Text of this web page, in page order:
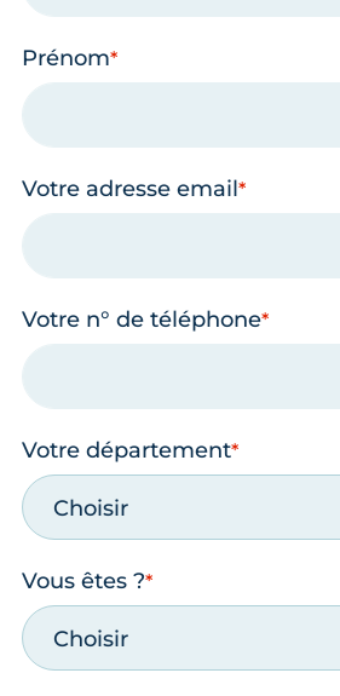
Prénom
Votre adresse email
Votre n° de téléphone
Votre département
Choisir
Vous êtes ?
Choisir